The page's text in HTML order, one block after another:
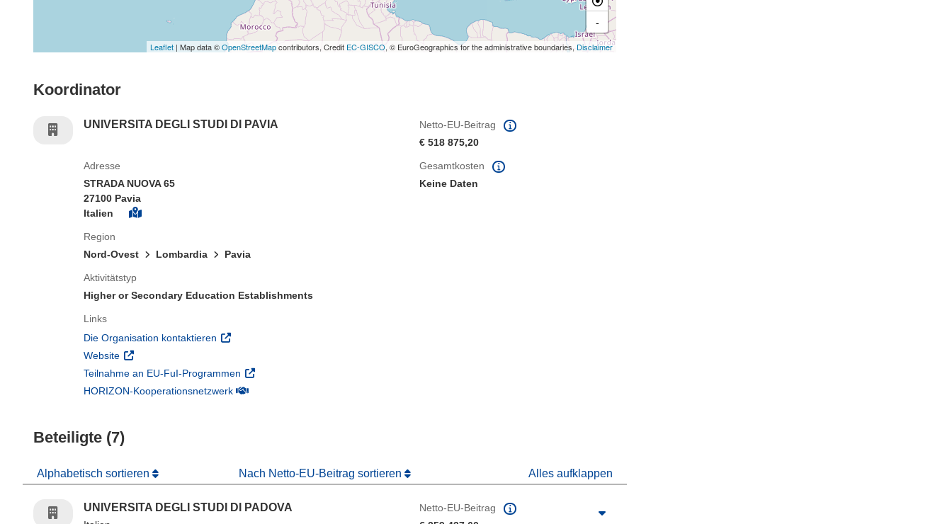
-
Leaflet | Map data ©OpenStreetMapcontributors, Credit EC-GISCO, © EuroGeographics for the administrative boundaries, Disclaimer
Koordinator
UNIVERSITA DEGLI STUDI DI PAVIA
Netto-EU-Beitrag
€ 518 875,20
Adresse
STRADA NUOVA 65
27100 Pavia
Italien
Region
Nord-Ovest
Lombardia Pavia
Aktivitätstyp
Higher or Secondary Education Establishments
Links
Die Organisation kontaktieren (öffnet in neuem Fenster)
Website (öffnet in neuem Fenster)
Teilnahme an EU-FuI-Programmen (öffnet in neuem Fenster)
HORIZON-Kooperationsnetzwerk(öffnet in neuem Fenster)
Gesamtkosten
Keine Daten
Beteiligte (7)
Alphabetisch sortieren Nach Netto-EU-Beitrag sortieren Alles aufklappen
UNIVERSITA DEGLI STUDI DI PADOVA
Netto-EU-Beitrag